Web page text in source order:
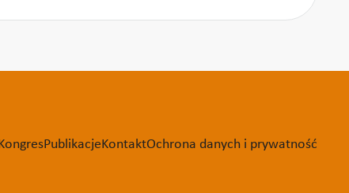
KongresPublikacje KontaktOchrona danych i prywatność